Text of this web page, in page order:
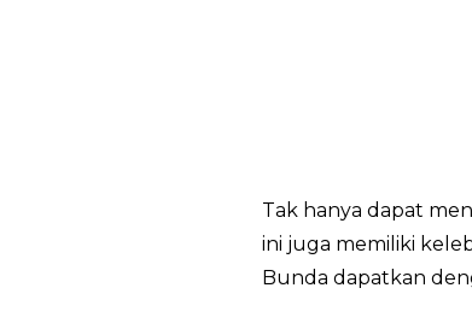
Tak hanya dapat
ini juga memiliki
Bunda dapatkan